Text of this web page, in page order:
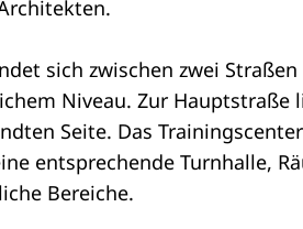
sich zwischen zwei
Niveau. Zur Hauptstraße
Seite. Das
entsprechende Turnhalle,
Bereiche.